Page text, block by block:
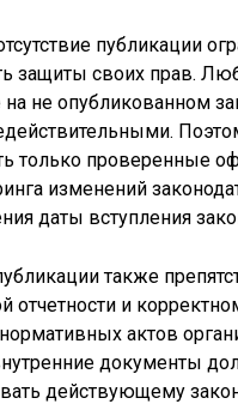
публикации
защиты своих прав.
не опубликованном
только проверенные
изменений
даты вступления
также
отчетности и
актов
документы
действующему